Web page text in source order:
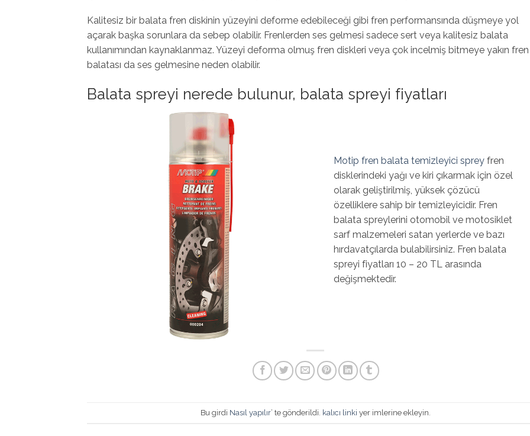
Kalitesiz bir balata fren diskinin yüzeyini deforme edebileceği gibi fren performansında düşmeye yol
açarak başka sorunlara da sebep olabilir. Frenlerden ses gelmesi sadece sert veya kalitesiz balata
kullanımından kaynaklanmaz. Yüzeyi deforma olmuş fren diskleri veya çok incelmiş bitmeye yakın fren
balatası da ses gelmesine neden olabilir.
Balata spreyi nerede bulunur, balata spreyi fiyatları
Motip fren balata temizleyici sprey fren
disklerindeki yağı ve kiri çıkarmak için özel
olarak geliştirilmiş, yüksek çözücü
özelliklere sahip bir temizleyicidir. Fren
balata spreylerini otomobil ve motosiklet
sarf malzemeleri satan yerlerde ve bazı
hırdavatçılarda bulabilirsiniz. Fren balata
spreyi fiyatları 10 – 20 TL arasında
değişmektedir.
Bu girdi Nasıl yapılır’ te gönderildi. kalıcı linki yer imlerine ekleyin.